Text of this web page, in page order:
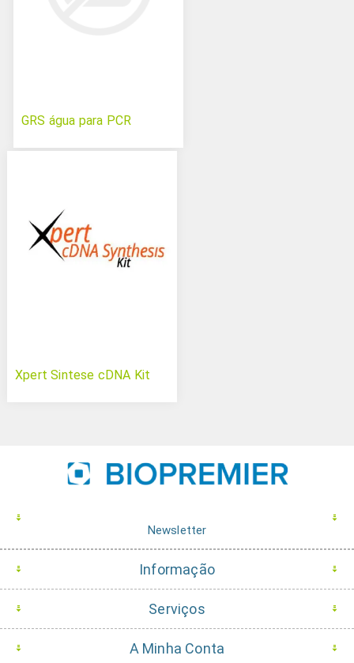
GRS água para PCR
Xpert Sintese cDNA Kit
Newsletter
Informação
Serviços
A Minha Conta